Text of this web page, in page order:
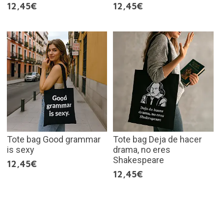
12,45€
12,45€
Tote bag Good grammar
is sexy
12,45€
Tote bag Deja de hacer
drama, no eres
Shakespeare
12,45€